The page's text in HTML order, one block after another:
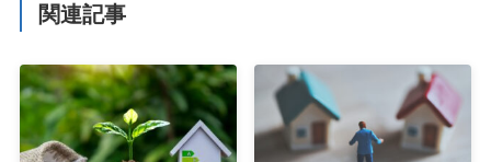
関連記事